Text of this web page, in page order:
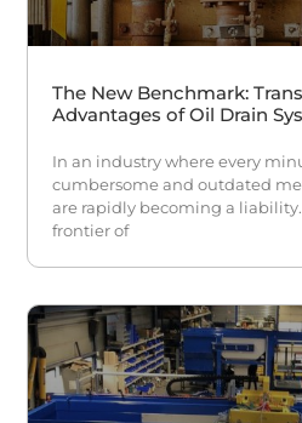
The New Benchmark:
Advantages of Oil Drain
In an industry where every
cumbersome and outdated
are rapidly becoming a
frontier of